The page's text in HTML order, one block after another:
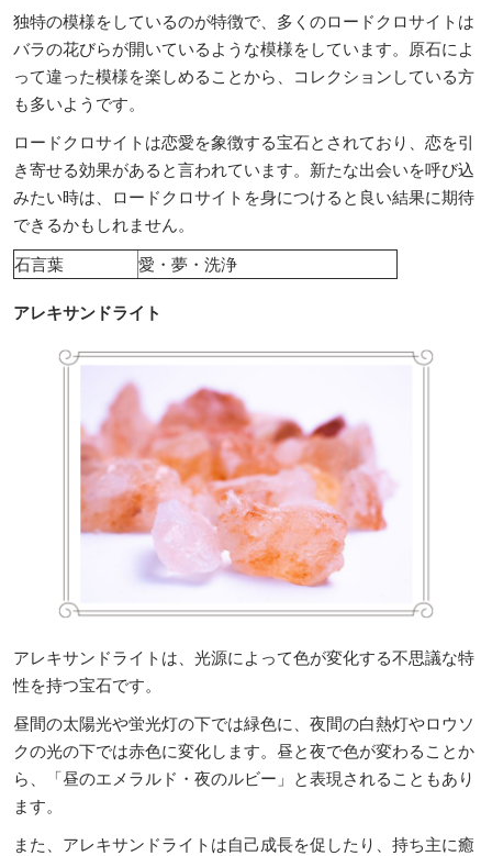
独特の模様をしているのが特徴で、多くのロードクロサイトは
バラの花びらが開いているような模様をしています。原石によ
って違った模様を楽しめることから、コレクションしている方
も多いようです。
ロードクロサイトは恋愛を象徴する宝石とされており、恋を引
き寄せる効果があると言われています。新たな出会いを呼び込
みたい時は、ロードクロサイトを身につけると良い結果に期待
できるかもしれません。
石言葉
愛・夢・洗浄
アレキサンドライト
アレキサンドライトは、光源によって色が変化する不思議な特
性を持つ宝石です。
昼間の太陽光や蛍光灯の下では緑色に、夜間の白熱灯やロウソ
クの光の下では赤色に変化します。昼と夜で色が変わることか
ら、「昼のエメラルド・夜のルビー」と表現されることもあり
ます。
また、アレキサンドライトは自己成長を促したり、持ち主に癒